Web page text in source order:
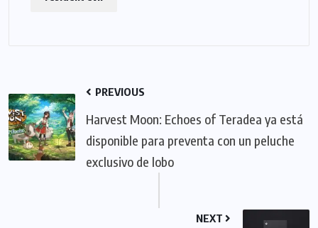
PREVIOUS
Harvest Moon: Echoes of Teradea ya está
disponible para preventa con un peluche
exclusivo de lobo
NEXT